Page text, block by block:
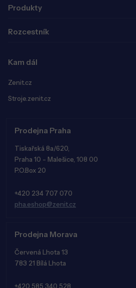
Produkty
Rozcestník
Kam dál
Zenit.cz
Stroje.zenit.cz
Prodejna Praha
Tiskařská 8a/620,
Praha 10 - Malešice, 108 00
P.O.Box 20
+420 234 707 070
pha.eshop@zenit.cz
Prodejna Morava
Červená Lhota 13
783 21 Bílá Lhota
+420 585 340 528